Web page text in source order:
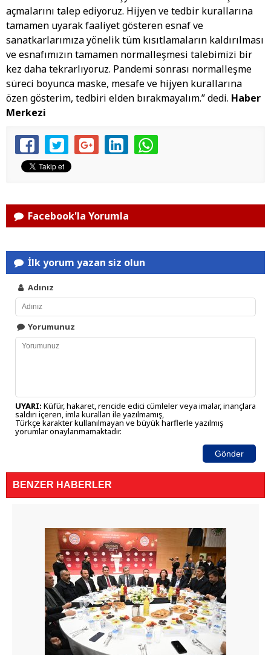
açmalarını talep ediyoruz. Hijyen ve tedbir kurallarına
tamamen uyarak faaliyet gösteren esnaf ve
sanatkarlarımıza yönelik tüm kısıtlamaların kaldırılması
ve esnafımızın tamamen normalleşmesi talebimizi bir
kez daha tekrarlıyoruz. Pandemi sonrası normalleşme
süreci boyunca maske, mesafe ve hijyen kurallarına
özen gösterim, tedbiri elden bırakmayalım.” dedi. Haber
Merkezi
Facebook'la Yorumla
İlk yorum yazan siz olun
Adınız
Yorumunuz
UYARI: Küfür, hakaret, rencide edici cümleler veya imalar, inançlara
saldırı içeren, imla kuralları ile yazılmamış,
Türkçe karakter kullanılmayan ve büyük harflerle yazılmış
yorumlar onaylanmamaktadır.
Gönder
BENZER HABERLER